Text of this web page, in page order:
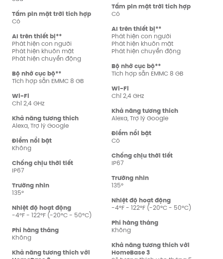
Tấm pin mặt trời tích hợp
Có
AI trên thiết bị**
Phát hiện con người
Phát hiện khuôn mặt
Phát hiện chuyển động
Bộ nhớ cục bộ**
Tích hợp sẵn EMMC 8 GB
Wi-Fi
Chỉ 2,4 GHz
Khả năng tương thích
Alexa, Trợ lý Google
Điểm nổi bật
Không
Chống chịu thời tiết
IP67
Trường nhìn
135°
Nhiệt độ hoạt động
-4°F - 122°F (-20°C - 50°C)
Phí hàng tháng
Không
Khả năng tương thích với
Tấm pin mặt trời tích hợp
Có
AI trên thiết bị**
Phát hiện con người
Phát hiện khuôn mặt
Phát hiện chuyển động
Bộ nhớ cục bộ**
Tích hợp sẵn EMMC 8 GB
Wi-Fi
Chỉ 2,4 GHz
Khả năng tương thích
Alexa, Trợ lý Google
Điểm nổi bật
Có
Chống chịu thời tiết
IP67
Trường nhìn
135°
Nhiệt độ hoạt động
-4°F - 122°F (-20°C - 50°C)
Phí hàng tháng
Không
Khả năng tương thích với
HomeBase 3